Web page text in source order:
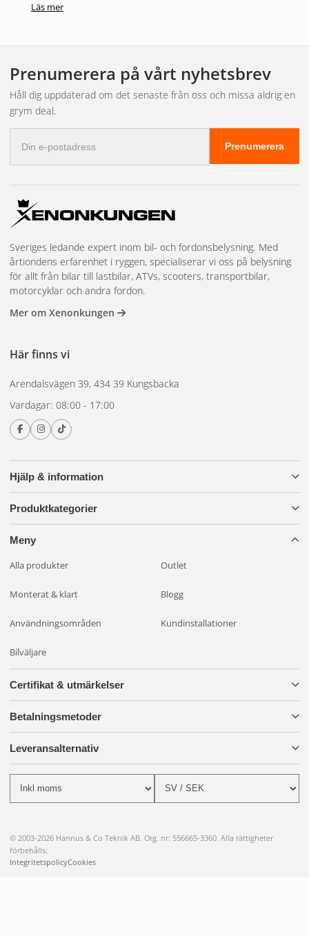
Läs mer
Prenumerera på vårt nyhetsbrev
Håll dig uppdaterad om det senaste från oss och missa aldrig en
grym deal.
postadress
Prenumerera
Hjälp & information
Produktkategorier
Meny
Alla produkter Outlet
Monterat & klart Blogg
Användningsområden Kundinstallationer
Bilväljare
Sveriges ledande expert inom bil- och fordonsbelysning. Med
årtiondens erfarenhet i ryggen, specialiserar vi oss på belysning
för allt från bilar till lastbilar, ATVs, scooters, transportbilar,
motorcyklar och andra fordon.
Mer om Xenonkungen
Här finns vi
Arendalsvägen 39, 434 39 Kungsbacka
Vardagar: 08:00 - 17:00
Certifikat & utmärkelser
Betalningsmetoder
Leveransalternativ
© 2003-2026 Hannus & Co Teknik AB. Org. nr: 556665-3360. Alla rättigheter
förbehålls.
IntegritetspolicyCookies